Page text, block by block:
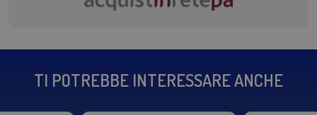
TI POTREBBE INTERESSARE ANCHE